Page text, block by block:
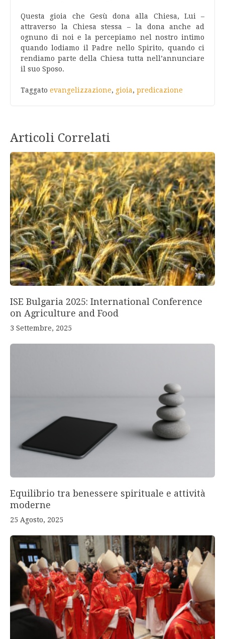
Questa gioia che Gesù dona alla Chiesa, Lui –
attraverso la Chiesa stessa – la dona anche ad
ognuno di noi e la percepiamo nel nostro intimo
quando lodiamo il Padre nello Spirito, quando ci
rendiamo parte della Chiesa tutta nell’annunciare
il suo Sposo.
Taggato evangelizzazione, gioia, predicazione
Articoli Correlati
ISE Bulgaria 2025: International Conference
on Agriculture and Food
3 Settembre, 2025
Equilibrio tra benessere spirituale e attività
moderne
25 Agosto, 2025